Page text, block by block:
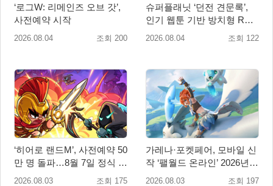
‘로그W: 리메인즈 오브 갓’,
사전예약 시작
2026.08.04 조회 200
슈퍼플래닛 ‘던전 견문록’,
인기 웹툰 기반 방치형 RPG
로 글로벌 정식 출시
2026.08.04 조회 122
‘히어로 랜드M’, 사전예약 50
만 명 돌파…8월 7일 정식 출
시
2026.08.03 조회 175
가레나·포켓페어, 모바일 신
작 ‘팰월드 온라인’ 2026년
출시 예정
2026.08.03 조회 197